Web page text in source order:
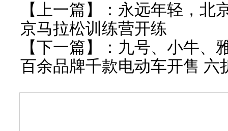
【上一篇】： 永远年轻，北
京马拉松训练营开练
【下一篇】： 九号、小牛、
百余品牌千款电动车开售 六